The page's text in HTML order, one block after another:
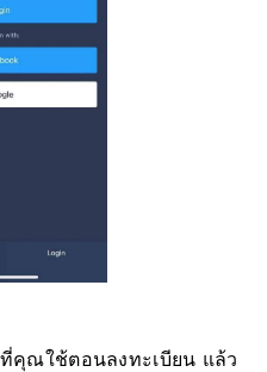
คุณใช้ตอนลงทะเบียน แล้ว